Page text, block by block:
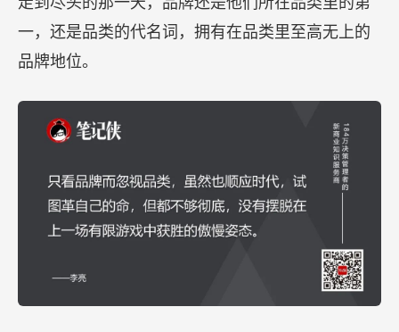
一，还是品类的代名词，拥有在品类里至高无上的
品牌地位。